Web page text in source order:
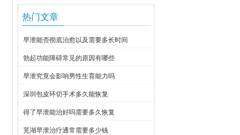
热门文章
早泄能否彻底治愈以及需要多长时间
勃起功能障碍常见的原因有哪些
早泄究竟会影响男性生育能力吗
深圳包皮环切手术多久能恢复
得了早泄能治好吗需要多久恢复
芜湖早泄治疗通常需要多少钱